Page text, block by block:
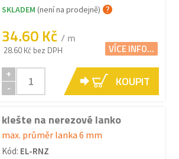
SKLADEM (není na prodejně)
34.60 Kč / m
28.60 Kč bez DPH VÍCE INFO...
+
-
KOUPIT
klešte na nerezové lanko
max. průměr lanka 6 mm
Kód: EL-RNZ